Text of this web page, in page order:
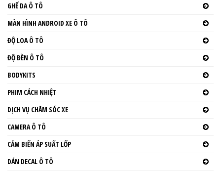
GHẾ DA Ô TÔ
MÀN HÌNH ANDROID XE Ô TÔ
ĐỘ LOA Ô TÔ
ĐỘ ĐÈN Ô TÔ
BODYKITS
PHIM CÁCH NHIỆT
DỊCH VỤ CHĂM SÓC XE
CAMERA Ô TÔ
CẢM BIẾN ÁP SUẤT LỐP
DÁN DECAL Ô TÔ